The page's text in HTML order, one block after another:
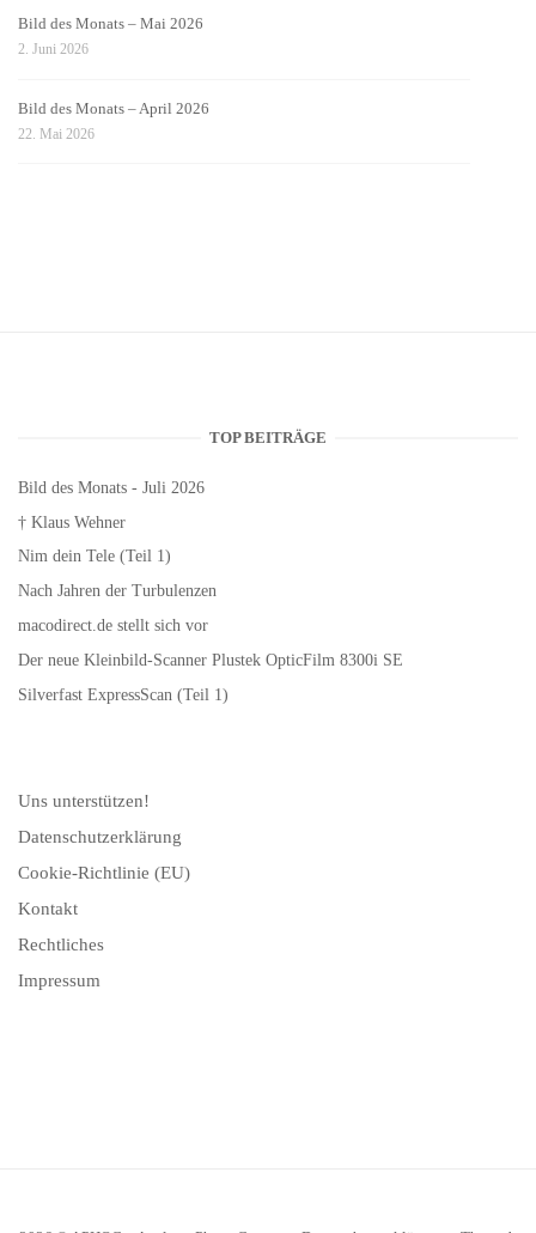
Bild des Monats – Mai 2026
2. Juni 2026
Bild des Monats – April 2026
22. Mai 2026
TOP BEITRÄGE
Bild des Monats - Juli 2026
† Klaus Wehner
Nim dein Tele (Teil 1)
Nach Jahren der Turbulenzen
macodirect.de stellt sich vor
Der neue Kleinbild-Scanner Plustek OpticFilm 8300i SE
Silverfast ExpressScan (Teil 1)
Uns unterstützen!
Datenschutzerklärung
Cookie-Richtlinie (EU)
Kontakt
Rechtliches
Impressum